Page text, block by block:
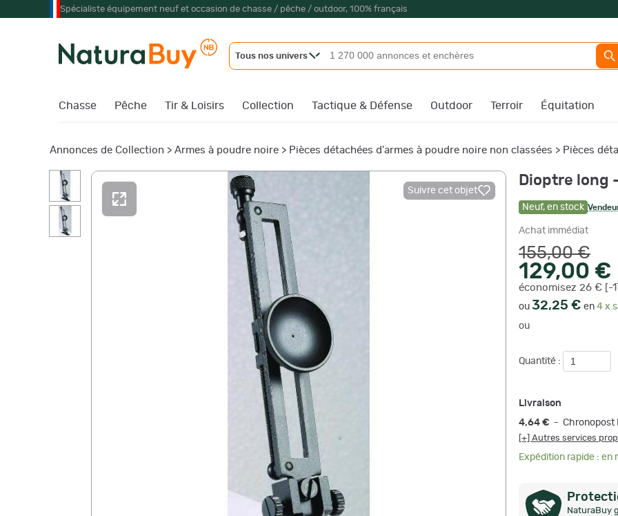
Spécialiste équipement neuf et occasion de chasse / pêche / outdoor, 100% français
Tous nos univers
Chasse Pêche Tir & Loisirs Collection Tactique & Défense Outdoor Terroir Équitation
Annonces de Collection > Armes à poudre noire > Pièces détachées d'armes à poudre noire non classées > Pièces
Suivre cet objet
Dioptre long
Neuf, en stock
Achat immédiat
155,00 €
129,00 €
économisez 26 € [-
ou 32,25 € en 4 x
ou
Quantité :
Livraison
4,64 € - Chronopost
[+] Autres services
Expédition rapide : en
NaturaBuy